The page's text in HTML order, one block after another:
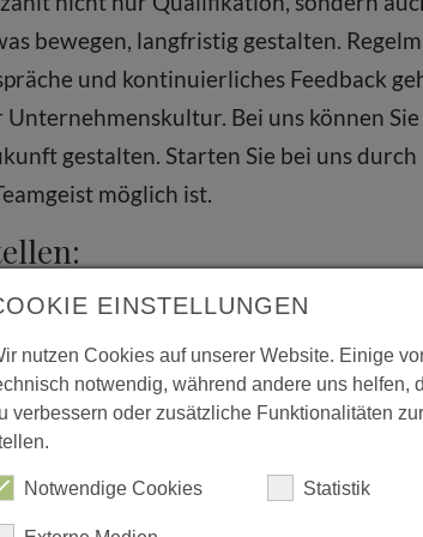
bewegen, langfristig gestalten.
und kontinuierliches Feedback
Bei uns können
gestalten. Starten Sie bei uns
möglich ist.
(m/w/d)
im Bereich Finanzdienstleistung
w/d) n unseren Filialen
(m/w/d)
EINSTELLUNGEN
nutzen Cookies auf unserer Website. Einige
notwendig, während andere uns helfen,
verbessern oder zusätzliche Funktionalitäten
Notwendige Cookies Statistik